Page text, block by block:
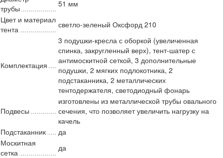
трубы
51 мм
Цвет и материал
тента
светло-зеленый Оксфорд 210
Комплектация
3 подушки-кресла с оборкой (увеличенная
спинка, закругленный верх), тент-шатер с
антимоскитной сеткой, 3 дополнительные
подушки, 2 мягких подлокотника, 2
подстаканника, 2 металлических
тентодержателя, светодиодный фонарь
Подвесы
изготовлены из металлической трубы овального
сечения, что позволяет увеличить нагрузку на
качель
Подстаканник
да
Москитная
сетка
да